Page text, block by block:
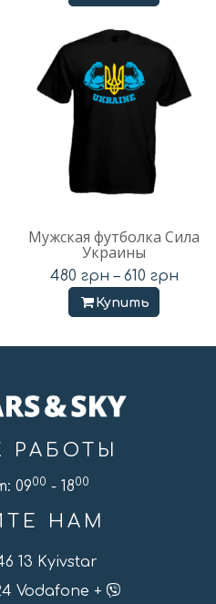
Мужская футболка Сила
Украины
480 грн – 610 грн
Купить
РАБОТЫ
0900 - 1800
НАМ
13 Kyivstar
Vodafone +